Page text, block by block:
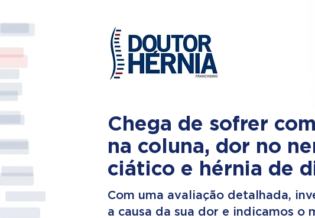
Chega de sofrer
na coluna, dor no
ciático e hérnia de
Com uma avaliação detalhada,
a causa da sua dor e indicamos o